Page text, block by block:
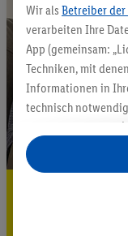
5.95 €
Wir als Betreiber
verarbeiten Ihre
App (gemeinsam:
Techniken, mit
Informationen in
technisch
auch durch Partner
Verantwortliche; im
insgesamt
Statistik-Erstellung